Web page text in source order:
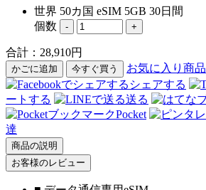
世界 50カ国 eSIM 5GB 30日間
個数
- +
合計： 28,910円
かごに追加 今すぐ買う
お気に入り商品
シェアする
ートする
送る
Pocket
達
商品の説明
お客様のレビュー